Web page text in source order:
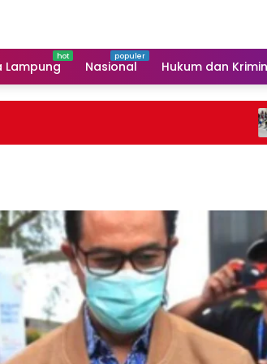
Lampung Nasional Hukum dan
Rp1